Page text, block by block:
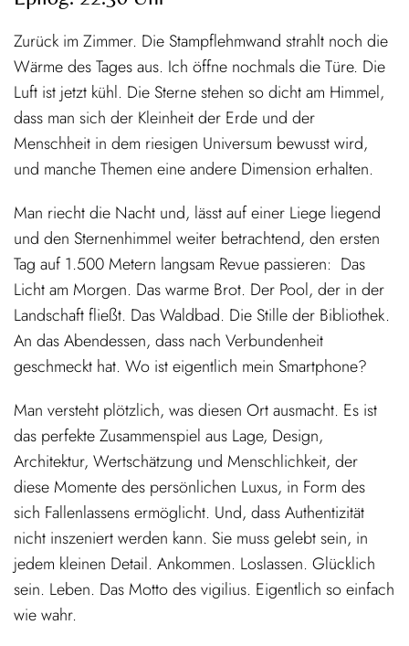
Zurück im Zimmer. Die Stampflehmwand strahlt noch die
Wärme des Tages aus. Ich öffne nochmals die Türe. Die
Luft ist jetzt kühl. Die Sterne stehen so dicht am Himmel,
dass man sich der Kleinheit der Erde und der
Menschheit in dem riesigen Universum bewusst wird,
und manche Themen eine andere Dimension erhalten.
Man riecht die Nacht und, lässt auf einer Liege liegend
und den Sternenhimmel weiter betrachtend, den ersten
Tag auf 1.500 Metern langsam Revue passieren: Das
Licht am Morgen. Das warme Brot. Der Pool, der in der
Landschaft fließt. Das Waldbad. Die Stille der Bibliothek.
An das Abendessen, dass nach Verbundenheit
geschmeckt hat. Wo ist eigentlich mein Smartphone?
Man versteht plötzlich, was diesen Ort ausmacht. Es ist
das perfekte Zusammenspiel aus Lage, Design,
Architektur, Wertschätzung und Menschlichkeit, der
diese Momente des persönlichen Luxus, in Form des
sich Fallenlassens ermöglicht. Und, dass Authentizität
nicht inszeniert werden kann. Sie muss gelebt sein, in
jedem kleinen Detail. Ankommen. Loslassen. Glücklich
sein. Leben. Das Motto des vigilius. Eigentlich so einfach
wie wahr.